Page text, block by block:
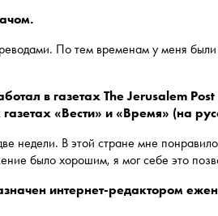
По тем временам у меня
в газетах The Jerusalem
«Вести» и «Время» (на
недели. В этой стране мне
было хорошим, я мог себе это
интернет-редактором